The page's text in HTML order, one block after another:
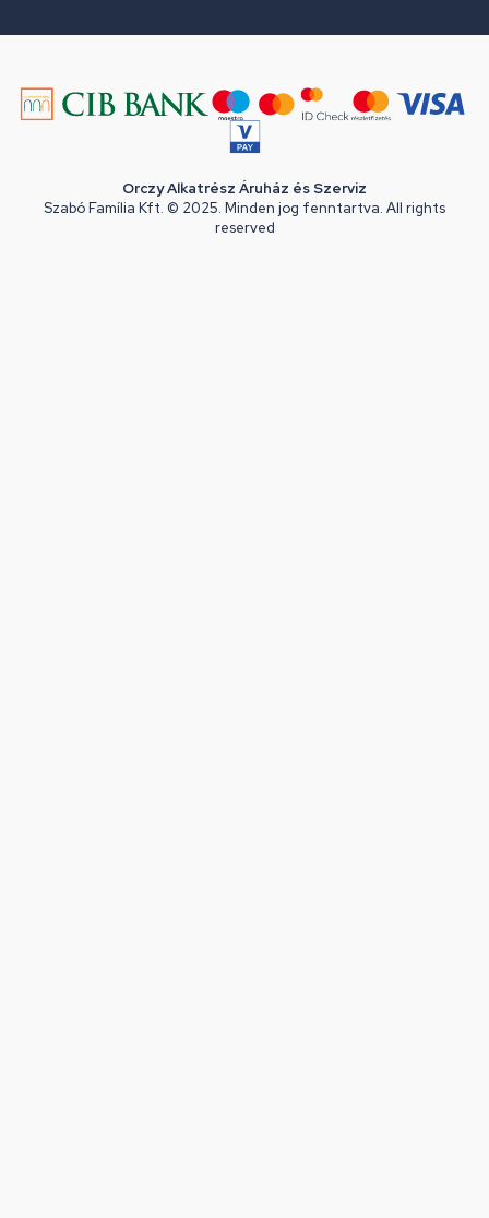
Orczy Alkatrész Áruház és Szerviz
Szabó Família Kft. © 2025. Minden jog fenntartva. All rights
reserved